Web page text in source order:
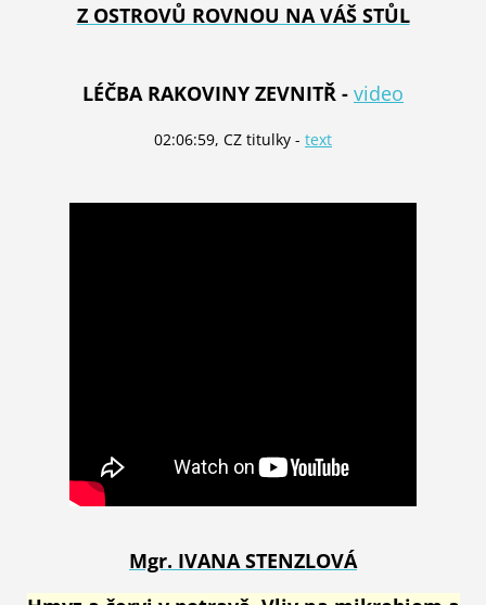
Z OSTROVŮ ROVNOU NA VÁŠ STŮL
LÉČBA RAKOVINY ZEVNITŘ - video
02:06:59, CZ titulky - text
Mgr. IVANA STENZLOVÁ